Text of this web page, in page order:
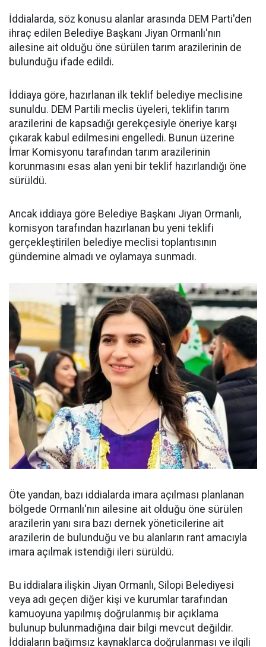
İddialarda, söz konusu alanlar arasında DEM Parti'den
ihraç edilen Belediye Başkanı Jiyan Ormanlı'nın
ailesine ait olduğu öne sürülen tarım arazilerinin de
bulunduğu ifade edildi.
İddiaya göre, hazırlanan ilk teklif belediye meclisine
sunuldu. DEM Partili meclis üyeleri, teklifin tarım
arazilerini de kapsadığı gerekçesiyle öneriye karşı
çıkarak kabul edilmesini engelledi. Bunun üzerine
İmar Komisyonu tarafından tarım arazilerinin
korunmasını esas alan yeni bir teklif hazırlandığı öne
sürüldü.
Ancak iddiaya göre Belediye Başkanı Jiyan Ormanlı,
komisyon tarafından hazırlanan bu yeni teklifi
gerçekleştirilen belediye meclisi toplantısının
gündemine almadı ve oylamaya sunmadı.
Öte yandan, bazı iddialarda imara açılması planlanan
bölgede Ormanlı'nın ailesine ait olduğu öne sürülen
arazilerin yanı sıra bazı dernek yöneticilerine ait
arazilerin de bulunduğu ve bu alanların rant amacıyla
imara açılmak istendiği ileri sürüldü.
Bu iddialara ilişkin Jiyan Ormanlı, Silopi Belediyesi
veya adı geçen diğer kişi ve kurumlar tarafından
kamuoyuna yapılmış doğrulanmış bir açıklama
bulunup bulunmadığına dair bilgi mevcut değildir.
İddiaların bağımsız kaynaklarca doğrulanması ve ilgili